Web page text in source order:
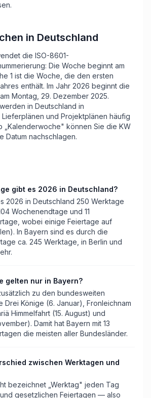
in Deutschland
die ISO-8601-
Die Woche beginnt am
1 ist die Woche, die den ersten
enthält. Im Jahr 2026 beginnt die
Montag, 29. Dezember 2025.
in Deutschland in
und Projektplänen häufig
„Kalenderwoche" können Sie die KW
Datum nachschlagen.
gibt es 2026 in Deutschland?
2026 in Deutschland 250 Werktage
Wochenendtage und 11
wobei einige Feiertage auf
In Bayern sind es durch die
ca. 245 Werktage, in Berlin und
gelten nur in Bayern?
zu den bundesweiten
Drei Könige (6. Januar), Fronleichnam
Himmelfahrt (15. August) und
Damit hat Bayern mit 13
die meisten aller Bundesländer.
zwischen Werktagen und
bezeichnet „Werktag" jeden Tag
gesetzlichen Feiertagen — also